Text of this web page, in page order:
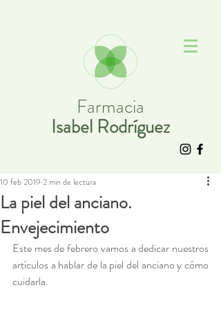
Farmacia
Isabel Rodríguez
La piel del anciano.
Envejecimiento
10 feb 2019 2 min de lectura
Este mes de febrero vamos a dedicar nuestros
artículos a hablar de la piel del anciano y cómo
cuidarla.